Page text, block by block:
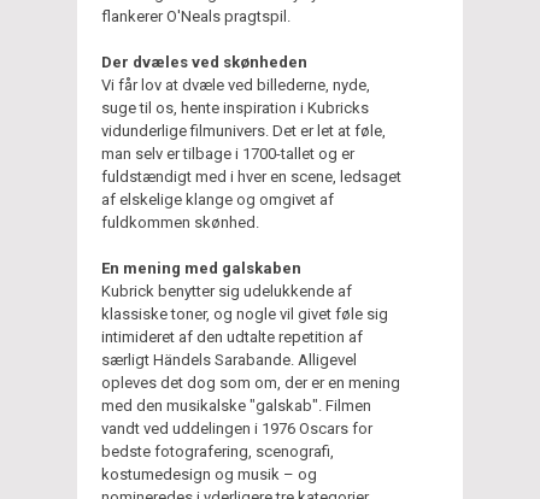
flankerer O'Neals pragtspil.
Der dvæles ved skønheden
Vi får lov at dvæle ved billederne, nyde,
suge til os, hente inspiration i Kubricks
vidunderlige filmunivers. Det er let at føle,
man selv er tilbage i 1700-tallet og er
fuldstændigt med i hver en scene, ledsaget
af elskelige klange og omgivet af
fuldkommen skønhed.
En mening med galskaben
Kubrick benytter sig udelukkende af
klassiske toner, og nogle vil givet føle sig
intimideret af den udtalte repetition af
særligt Händels Sarabande. Alligevel
opleves det dog som om, der er en mening
med den musikalske "galskab". Filmen
vandt ved uddelingen i 1976 Oscars for
bedste fotografering, scenografi,
kostumedesign og musik – og